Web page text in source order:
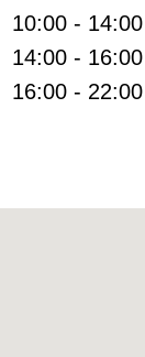
10:00 -
14:00 -
16:00 -